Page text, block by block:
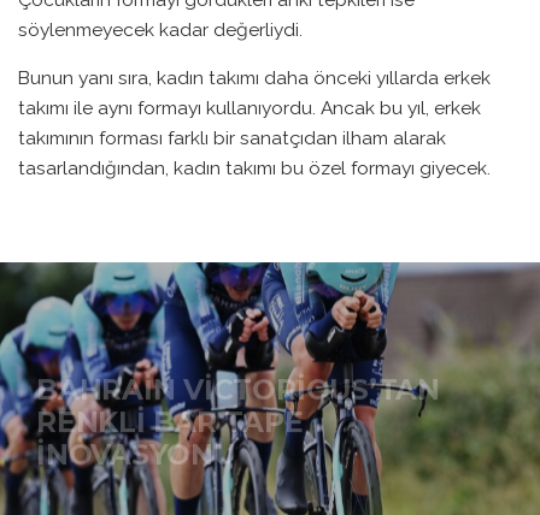
söylenmeyecek kadar değerliydi.
Bunun yanı sıra, kadın takımı daha önceki yıllarda erkek
takımı ile aynı formayı kullanıyordu. Ancak bu yıl, erkek
takımının forması farklı bir sanatçıdan ilham alarak
tasarlandığından, kadın takımı bu özel formayı giyecek.
BAHRAIN VICTORIOUS’TAN
RENKLI BAR TAPE
İNOVASYONU
BIKE PEDIA HABERLER 10 HAZIRAN 2026 0 YORUM
1 DAKIKADA OKU
0